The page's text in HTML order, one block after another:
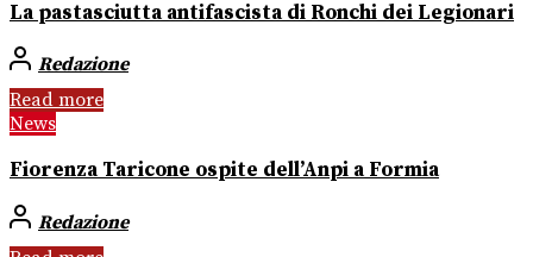
La pastasciutta antifascista di Ronchi dei Legionari
Redazione
Read more
News
Fiorenza Taricone ospite dell’Anpi a Formia
Redazione